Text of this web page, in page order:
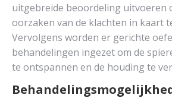
uitgebreide beoordeling uitvoeren
oorzaken van de klachten in kaart
Vervolgens worden er gerichte
behandelingen ingezet om de
te ontspannen en de houding te